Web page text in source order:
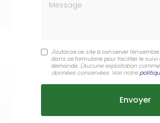
Message
J'autorise ce site à conserver
dans ce formulaire pour faciliter le
demande. (Aucune exploitation
données conservées. Voir notre